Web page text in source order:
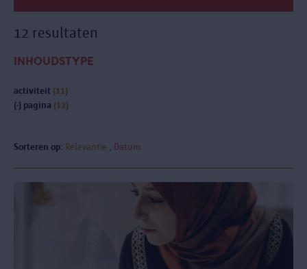
12 resultaten
INHOUDSTYPE
activiteit (11)
(-) pagina (12)
Sorteren op: Relevantie Datum